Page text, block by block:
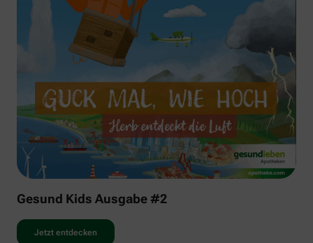
Gesund Kids Ausgabe #2
Jetzt entdecken